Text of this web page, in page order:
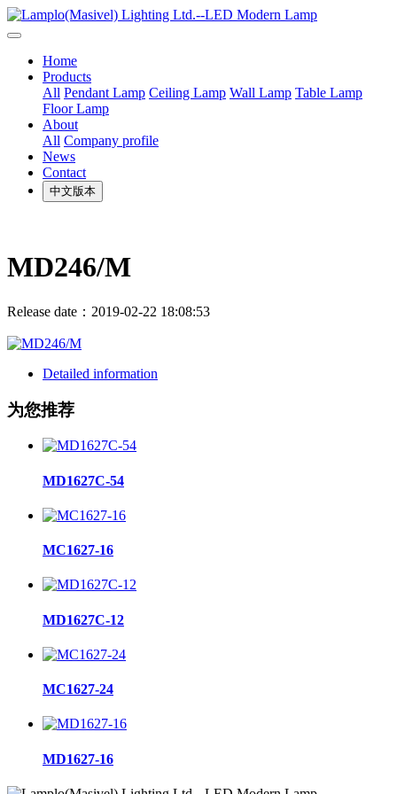
Home
Products
All Pendant Lamp Ceiling Lamp Wall Lamp Table Lamp
Floor Lamp
About
All Company profile
News
Contact
中文版本
MD246/M
Release date：2019-02-22 18:08:53
Detailed information
为您推荐
MD1627C-54
MC1627-16
MD1627C-12
MC1627-24
MD1627-16